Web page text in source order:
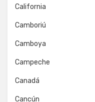
California
Camboriú
Camboya
Campeche
Canadá
Cancún